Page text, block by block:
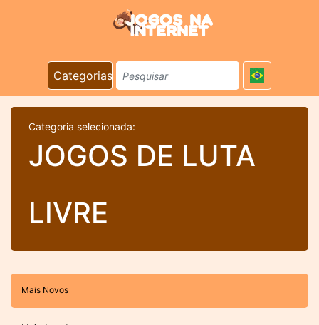
Categorias
Categoria selecionada:
JOGOS DE LUTA
LIVRE
Mais Novos